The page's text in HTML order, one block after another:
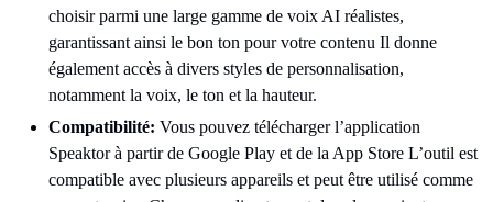
choisir parmi une large gamme de voix AI réalistes,
garantissant ainsi le bon ton pour votre contenu Il donne
également accès à divers styles de personnalisation,
notamment la voix, le ton et la hauteur.
Compatibilité: Vous pouvez télécharger l’application
Speaktor à partir de Google Play et de la App Store L’outil est
compatible avec plusieurs appareils et peut être utilisé comme